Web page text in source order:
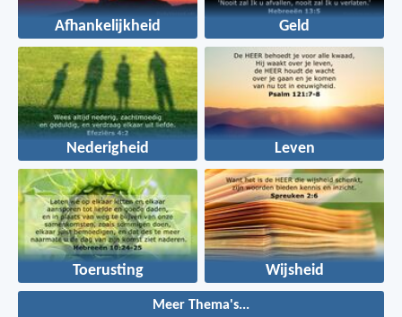
Afhankelijkheid Geld
Nederigheid Leven
Toerusting Wijsheid
Meer Thema's...